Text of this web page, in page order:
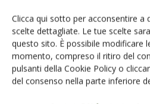
Clicca qui sotto per acconsentire a
scelte dettagliate. Le tue scelte
questo sito. È possibile modificare
momento, compreso il ritiro del
pulsanti della Cookie Policy o
del consenso nella parte inferiore